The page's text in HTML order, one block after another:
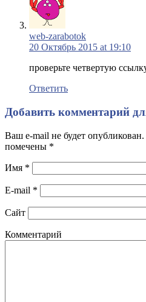
web-zarabotok
20 Октябрь 2015 at 19:10
проверьте четвертую
Ответить
Добавить комментарий
Ваш e-mail не будет
помечены *
Имя *
E-mail *
Сайт
Комментарий